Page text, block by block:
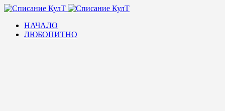
НАЧАЛО
ЛЮБОПИТНО